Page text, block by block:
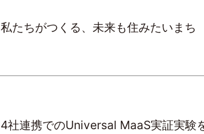
私たちがつくる、未来も住みたいまち
4社連携でのUniversal MaaS実証実験